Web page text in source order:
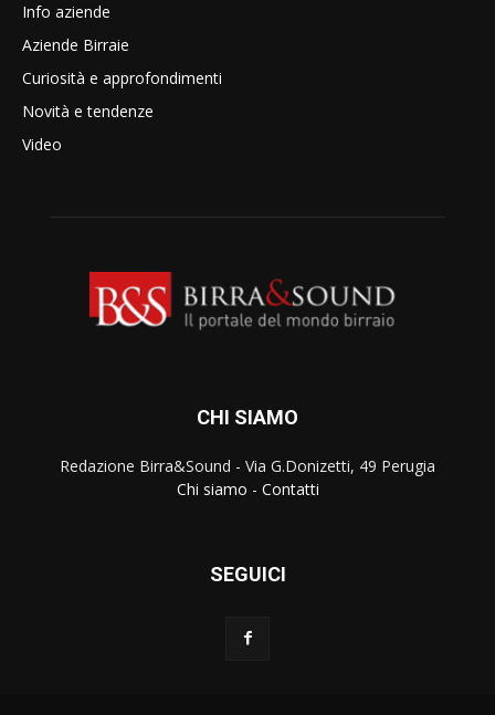
Info aziende
Aziende Birraie
Curiosità e approfondimenti
Novità e tendenze
Video
CHI SIAMO
Redazione Birra&Sound - Via G.Donizetti, 49 Perugia
Chi siamo - Contatti
SEGUICI